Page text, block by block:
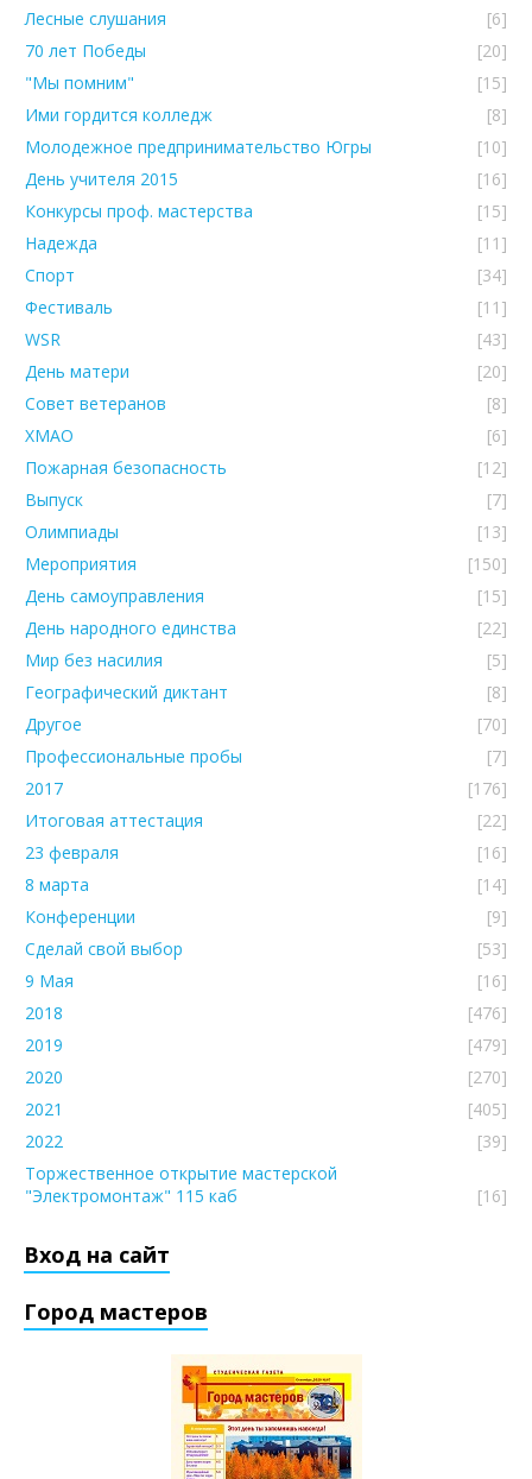
Лесные слушания
[6]
70 лет Победы
[20]
"Мы помним"
[15]
Ими гордится колледж
[8]
Молодежное предпринимательство Югры
[10]
День учителя 2015
[16]
Конкурсы проф. мастерства
[15]
Надежда
[11]
Спорт
[34]
Фестиваль
[11]
WSR
[43]
День матери
[20]
Совет ветеранов
[8]
ХМАО
[6]
Пожарная безопасность
[12]
Выпуск
[7]
Олимпиады
[13]
Мероприятия
[150]
День самоуправления
[15]
День народного единства
[22]
Мир без насилия
[5]
Географический диктант
[8]
Другое
[70]
Профессиональные пробы
[7]
2017
[176]
Итоговая аттестация
[22]
23 февраля
[16]
8 марта
[14]
Конференции
[9]
Сделай свой выбор
[53]
9 Мая
[16]
2018
[476]
2019
[479]
2020
[270]
2021
[405]
2022
[39]
Торжественное открытие мастерской
"Электромонтаж" 115 каб
[16]
Вход на сайт
Город мастеров